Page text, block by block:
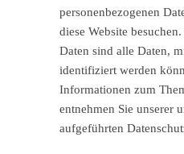
personenbezogenen
diese Website
Daten sind alle Daten,
identifiziert werden
Informationen zum
entnehmen Sie unserer
aufgeführten